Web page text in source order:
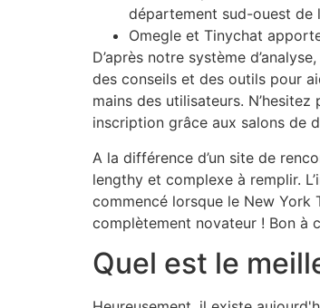
département sud-ouest de
Omegle et Tinychat
D’après notre système
des conseils et des outils pour
mains des utilisateurs.
inscription grâce aux salons de
A la différence d’un site de
lengthy et complexe à remplir.
commencé lorsque le New York
complètement novateur ! Bon à
Quel est le